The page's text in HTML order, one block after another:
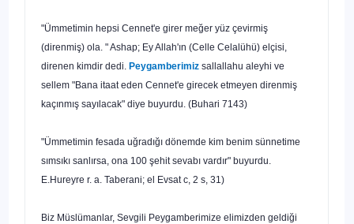
"Ümmetimin hepsi Cennet'e girer meğer yüz çevirmiş
(direnmiş) ola. " Ashap; Ey Allah'ın (Celle Celalühü) elçisi,
direnen kimdir dedi. Peygamberi­miz sallallahu aleyhi ve
sellem "Bana itaat eden Cennet'e girecek etmeyen direnmiş
kaçınmış sayılacak" diye buyurdu. (Buhari 7143)
"Ümmetimin fesada uğradığı dönemde kim benim sünnetime
sımsıkı sanlırsa, ona 100 şehit sevabı vardır" buyurdu.
E.Hureyre r. a. Taberani; el Evsat c, 2 s, 31)
Biz Müslümanlar, Sevgili Peygamberimize elimizden geldiği